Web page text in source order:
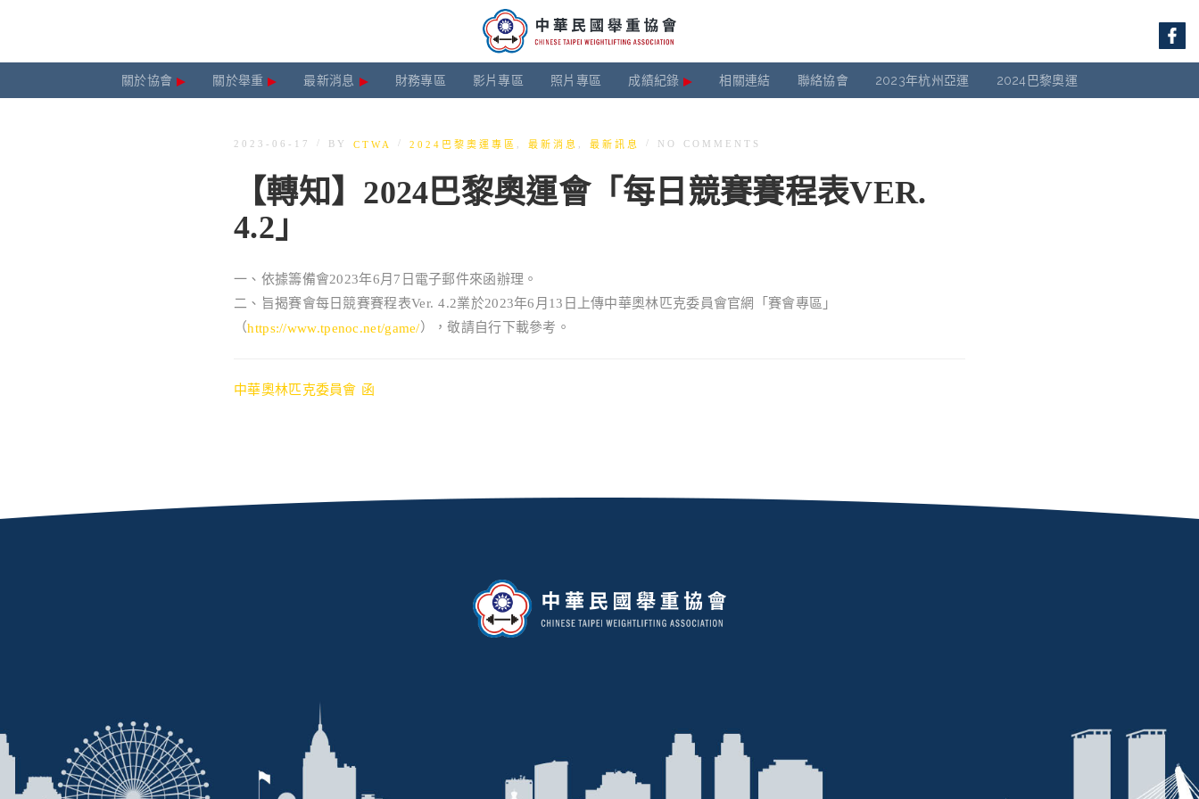
關於協會 關於舉重 最新消息 財務專區 影片專區 照片專區 成績紀錄 相關連結 聯絡協會 2023年杭州亞運 2024巴黎奧運
2023-06-17 / BY CTWA / 2024巴黎奧運專區 最新消息 最新訊息 / NO COMMENTS
【轉知】2024巴黎奧運會「每日競賽賽程表VER.
4.2」
一、依據籌備會2023年6月7日電子郵件來函辦理。
二、旨揭賽會每日競賽賽程表Ver. 4.2業於2023年6月13日上傳中華奧林匹克委員會官網「賽會專區」
（https://www.tpenoc.net/game/），敬請自行下載參考。
中華奧林匹克委員會 函